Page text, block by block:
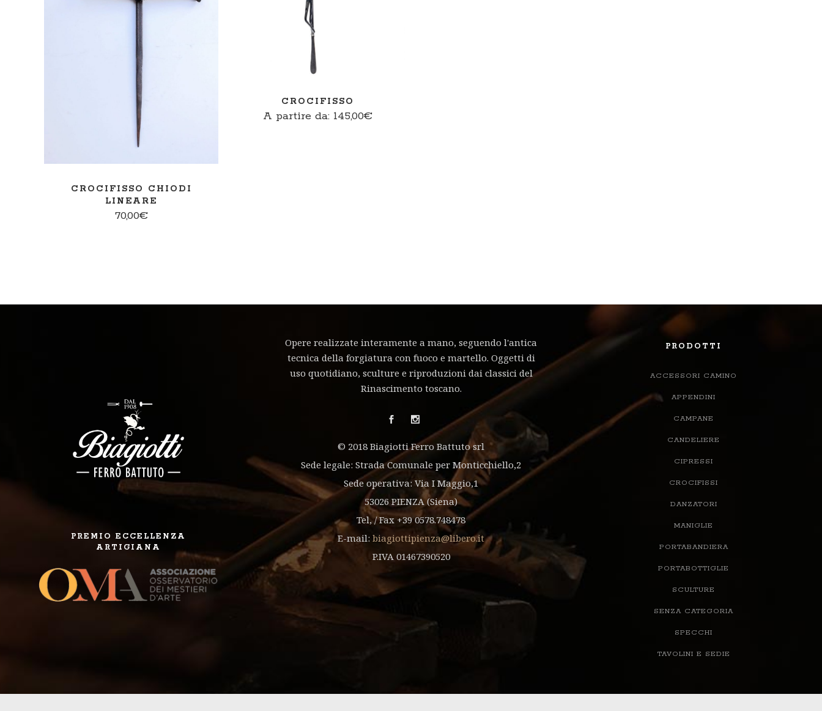
AGGIUNGI AL CARRELLO
CROCIFISSO CHIODI
LINEARE
70,00€
CROCIFISSO
A partire da: 145,00€
PREMIO ECCELLENZA
ARTIGIANA
Opere realizzate interamente a mano, seguendo l'antica
tecnica della forgiatura con fuoco e martello. Oggetti di
uso quotidiano, sculture e riproduzioni dai classici del
Rinascimento toscano.
© 2018 Biagiotti Ferro Battuto srl
Sede legale: Strada Comunale per Monticchiello,2
Sede operativa: Via I Maggio,1
53026 PIENZA (Siena)
Tel, / Fax +39 0578.748478
E-mail: biagiottipienza@libero.it
P.IVA 01467390520
PRODOTTI
ACCESSORI CAMINO
APPENDINI
CAMPANE
CANDELIERE
CIPRESSI
CROCIFISSI
DANZATORI
MANIGLIE
PORTABANDIERA
PORTABOTTIGLIE
SCULTURE
SENZA CATEGORIA
SPECCHI
TAVOLINI E SEDIE